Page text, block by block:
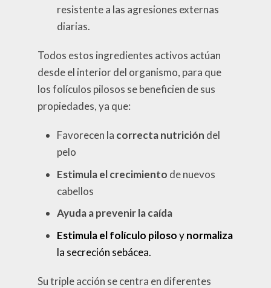
resistente a las agresiones externas
diarias.
Todos estos ingredientes activos actúan
desde el interior del organismo, para que
los folículos pilosos se beneficien de sus
propiedades, ya que:
Favorecen la correcta nutrición del
pelo
Estimula el crecimiento de nuevos
cabellos
Ayuda a prevenir la caída
Estimula el folículo pilosoynormaliza
la secreción sebácea.
Su triple acción se centra en diferentes